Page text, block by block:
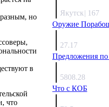
но
в
что
Якутск| 167
Оружие
27.17
Предложения
5808.28
Что с КОБ